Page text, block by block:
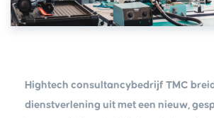
Hightech consultancybedrijf TMC
dienstverlening uit met een nieuw,